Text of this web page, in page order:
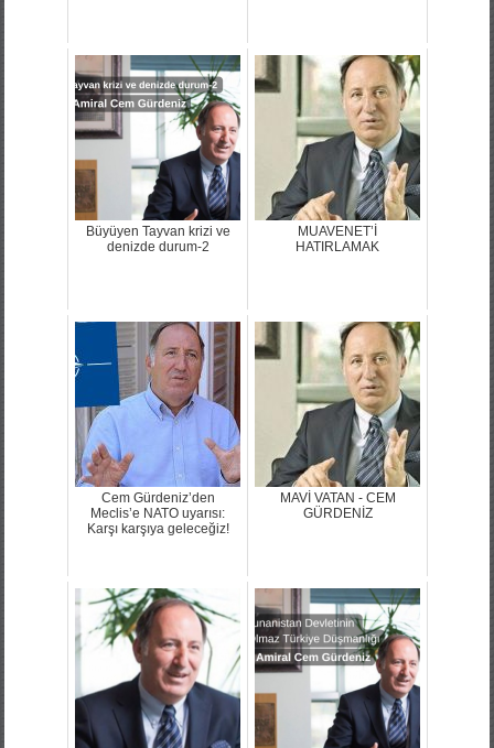
Büyüyen Tayvan krizi ve
denizde durum-2
MUAVENET’İ
HATIRLAMAK
Cem Gürdeniz’den
Meclis’e NATO uyarısı:
Karşı karşıya geleceğiz!
MAVİ VATAN - CEM
GÜRDENİZ